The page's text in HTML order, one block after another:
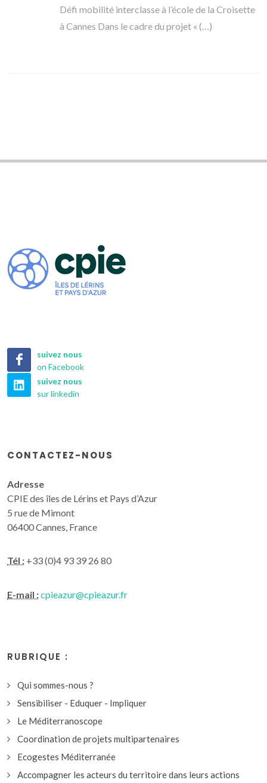
Défi mobilité interclasse à l’école de la Croisette
à Cannes Dans le cadre du projet « (…)
suivez nous
on Facebook
suivez nous
sur linkedin
CONTACTEZ-NOUS
Adresse
CPIE des îles de Lérins et Pays d’Azur
5 rue de Mimont
06400 Cannes, France
Tél : +33 (0)4 93 39 26 80
E-mail :cpieazur@cpieazur.fr
RUBRIQUE :
Qui sommes-nous ?
Sensibiliser - Eduquer - Impliquer
Le Méditerranoscope
Coordination de projets multipartenaires
Ecogestes Méditerranée
Accompagner les acteurs du territoire dans leurs actions